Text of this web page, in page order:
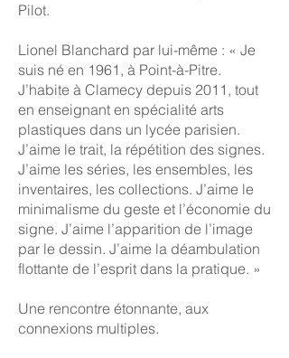
Pilot.
Lionel Blanchard par lui-même : « Je
suis né en 1961, à Point-à-Pitre.
J’habite à Clamecy depuis 2011, tout
en enseignant en spécialité arts
plastiques dans un lycée parisien.
J’aime le trait, la répétition des signes.
J’aime les séries, les ensembles, les
inventaires, les collections. J’aime le
minimalisme du geste et l’économie du
signe. J’aime l’apparition de l’image
par le dessin. J’aime la déambulation
flottante de l’esprit dans la pratique. »
Une rencontre étonnante, aux
connexions multiples.